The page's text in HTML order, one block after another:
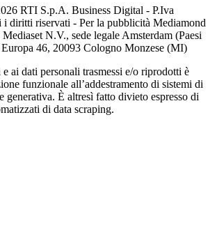
RTI S.p.A. Business Digital - P.Iva
i diritti riservati - Per la pubblicità Mediamond
N.V., sede legale Amsterdam (Paesi
46, 20093 Cologno Monzese (MI)
ai dati personali trasmessi e/o riprodotti è
funzionale all’addestramento di sistemi di
generativa. È altresì fatto divieto espresso di
di data scraping.